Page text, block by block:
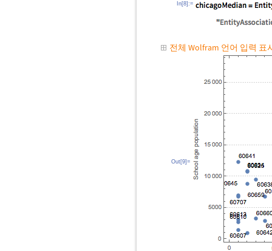
In[8]:=
전체 Wolfram 언어 입력 표
Out[9]=